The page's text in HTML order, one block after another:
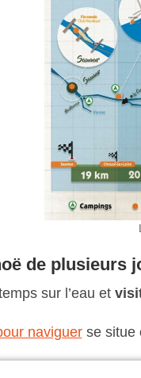
de plusieurs
sur l’eau et
naviguerse situe